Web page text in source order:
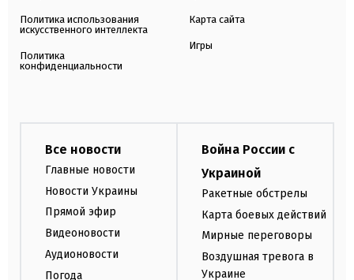
Политика использования
искусственного интеллекта
Политика
конфиденциальности
Карта сайта
Игры
Все новости
Главные новости
Новости Украины
Прямой эфир
Видеоновости
Аудионовости
Погода
Война России с
Украиной
Ракетные обстрелы
Карта боевых действий
Мирные переговоры
Воздушная тревога в
Украине